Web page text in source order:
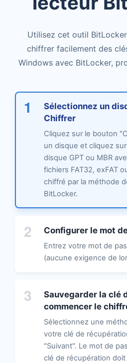
Utilisez cet outil
chiffrer facilement des
Windows avec BitLocker,
1
Sélectionnez un
Chiffrer
Cliquez sur le bouton
un disque et cliquez
disque GPT ou MBR
fichiers FAT32, exFAT
chiffré par la méthode
BitLocker.
2 Configurer le mot
Entrez votre mot de
(aucune exigence de
3
Sauvegarder la clé
commencer le
Sélectionnez une
votre clé de
"Suivant". Le mot de
clé de récupération